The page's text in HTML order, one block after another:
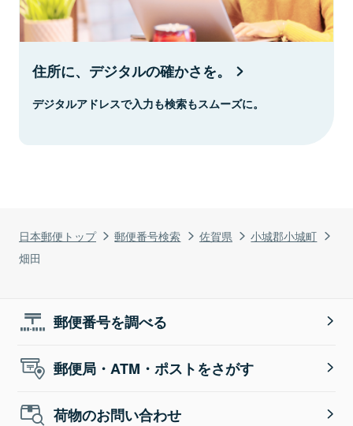
日本郵便トップ 郵便番号検索 佐賀県
小城郡小城町
畑田
住所に、デジタルの確かさを。
デジタルアドレスで入力も検索もスムーズに。
郵便番号を調べる
郵便局・ATM・ポストをさがす
荷物のお問い合わせ